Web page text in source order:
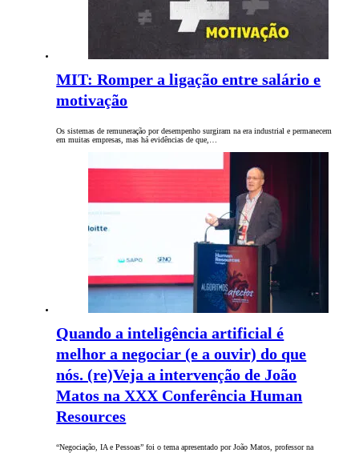
MIT: Romper a ligação entre salário e
motivação
Os sistemas de remuneração por desempenho surgiram na era industrial e permanecem
em muitas empresas, mas há evidências de que,…
Quando a inteligência artificial é
melhor a negociar (e a ouvir) do que
nós. (re)Veja a intervenção de João
Matos na XXX Conferência Human
Resources
“Negociação, IA e Pessoas” foi o tema apresentado por João Matos, professor na